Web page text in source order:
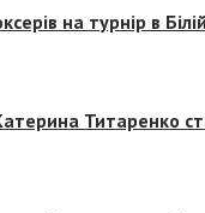
на турнір в
Титаренко